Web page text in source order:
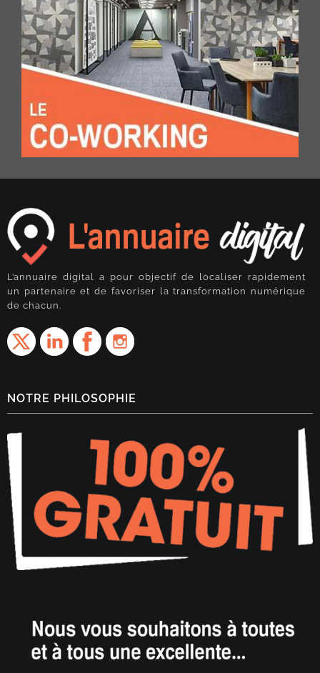
L’annuaire digital a pour objectif de localiser rapidement
un partenaire et de favoriser la transformation numérique
de chacun.
NOTRE PHILOSOPHIE